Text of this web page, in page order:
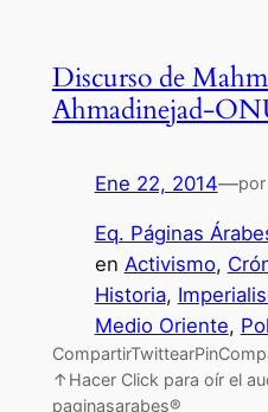
Discurso de
Ahmadinejad-
Ene 22, 2014—por
Eq. Páginas
en Activismo,
Historia,
Medio Oriente,
↑Hacer Click para oír el
paginasarabes®